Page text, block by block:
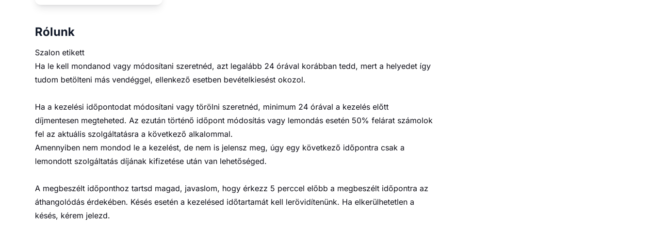
Rólunk
Szalon etikett
Ha le kell mondanod vagy módosítani szeretnéd, azt legalább 24 órával korábban tedd, mert a helyedet így
tudom betölteni más vendéggel, ellenkező esetben bevételkiesést okozol.
Ha a kezelési időpontodat módosítani vagy törölni szeretnéd, minimum 24 órával a kezelés előtt
díjmentesen megteheted. Az ezután történő időpont módosítás vagy lemondás esetén 50% felárat számolok
fel az aktuális szolgáltatásra a következő alkalommal.
Amennyiben nem mondod le a kezelést, de nem is jelensz meg, úgy egy következő időpontra csak a
lemondott szolgáltatás díjának kifizetése után van lehetőséged.
A megbeszélt időponthoz tartsd magad, javaslom, hogy érkezz 5 perccel előbb a megbeszélt időpontra az
áthangolódás érdekében. Késés esetén a kezelésed időtartamát kell lerövidítenünk. Ha elkerülhetetlen a
késés, kérem jelezd.